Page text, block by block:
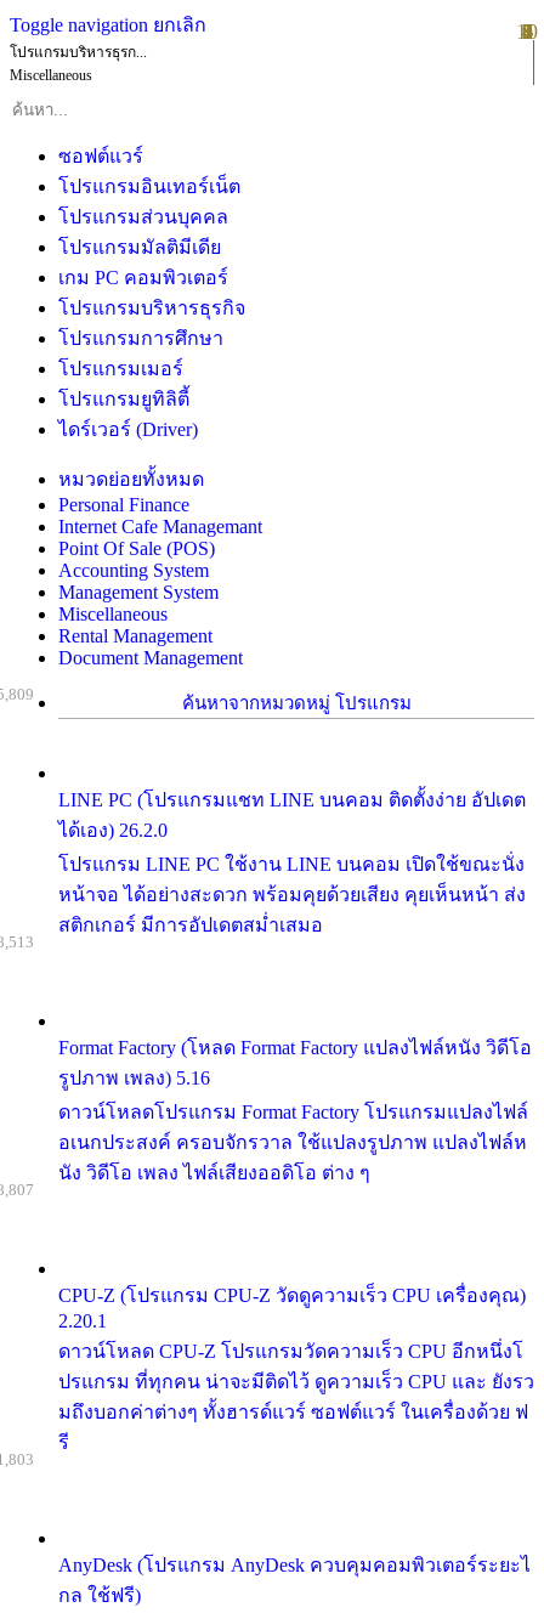
Toggle navigation ยกเลิก
โปรแกรมบริหารธุรก...
Miscellaneous
ซอฟต์แวร์
โปรแกรมอินเทอร์เน็ต
โปรแกรมส่วนบุคคล
โปรแกรมมัลติมีเดีย
เกม PC คอมพิวเตอร์
โปรแกรมบริหารธุรกิจ
โปรแกรมการศึกษา
โปรแกรมเมอร์
โปรแกรมยูทิลิตี้
ไดร์เวอร์ (Driver)
หมวดย่อยทั้งหมด
Personal Finance
Internet Cafe Managemant
Point Of Sale (POS)
Accounting System
Management System
Miscellaneous
Rental Management
Document Management
ค้นหาจากหมวดหมู่ โปรแกรม
LINE PC (โปรแกรมแชท LINE บนคอม ติดตั้งง่าย อัปเดต
ได้เอง) 26.2.0
โปรแกรม LINE PC ใช้งาน LINE บนคอม เปิดใช้ขณะนั่ง
หน้าจอ ได้อย่างสะดวก พร้อมคุยด้วยเสียง คุยเห็นหน้า ส่ง
สติกเกอร์ มีการอัปเดตสม่ำเสมอ
Format Factory (โหลด Format Factory แปลงไฟล์หนัง วิดีโอ
รูปภาพ เพลง) 5.16
ดาวน์โหลดโปรแกรม Format Factory โปรแกรมแปลงไฟล์
อเนกประสงค์ ครอบจักรวาล ใช้แปลงรูปภาพ แปลงไฟล์ห
นัง วิดีโอ เพลง ไฟล์เสียงออดิโอ ต่าง ๆ
CPU-Z (โปรแกรม CPU-Z วัดดูความเร็ว CPU เครื่องคุณ)
2.20.1
ดาวน์โหลด CPU-Z โปรแกรมวัดความเร็ว CPU อีกหนึ่งโ
ปรแกรม ที่ทุกคน น่าจะมีติดไว้ ดูความเร็ว CPU และ ยังรว
มถึงบอกค่าต่างๆ ทั้งฮารด์แวร์ ซอฟต์แวร์ ในเครื่องด้วย ฟ
รี
AnyDesk (โปรแกรม AnyDesk ควบคุมคอมพิวเตอร์ระยะไ
กล ใช้ฟรี)
1
2
3
4
5
6
7
8
9
10